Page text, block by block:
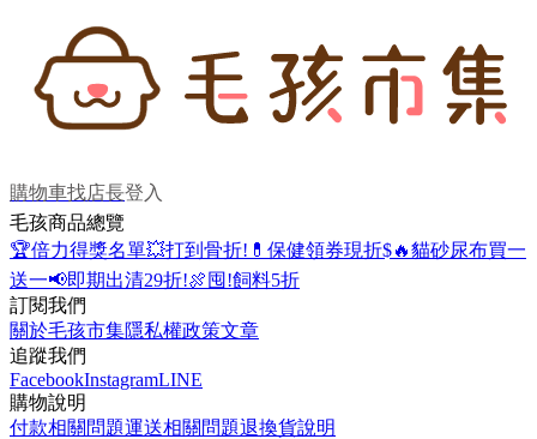
購物車找店長登入
毛孩商品總覽
🏆倍力得獎名單💥打到骨折! 💊保健領券現折$🔥貓砂尿布買一
送一📢即期出清29折!🍖囤!飼料5折
訂閱我們
關於毛孩市集隱私權政策文章
追蹤我們
FacebookInstagramLINE
購物說明
付款相關問題運送相關問題退換貨說明